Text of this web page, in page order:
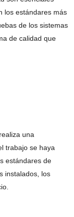
los estándares más
de los sistemas
de calidad que
una
trabajo se haya
estándares de
instalados, los